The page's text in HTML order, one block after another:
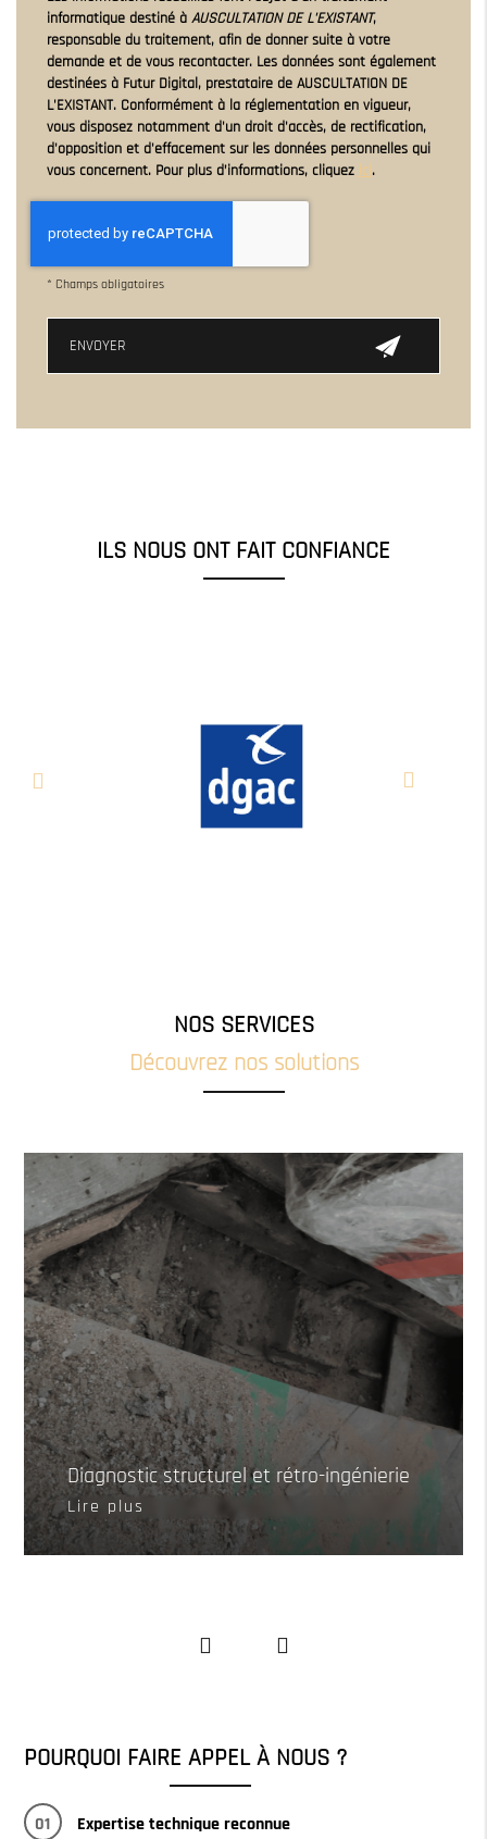
informatique destiné àAUSCULTATION DE L'EXISTANT,
responsable du traitement, afin de donner suite à votre
demande et de vous recontacter. Les données sont également
destinées à Futur Digital, prestataire de AUSCULTATION DE
L'EXISTANT. Conformément à la réglementation en vigueur,
vous disposez notamment d'un droit d'accès, de rectification,
d'opposition et d'effacement sur les données personnelles qui
vous concernent. Pour plus d’informations, cliquez ici.
* Champs obligatoires
ILS NOUS ONT FAIT CONFIANCE
NOS SERVICES
Découvrez nos solutions
Diagnostic structurel et rétro-ingénierie
Lire plus
POURQUOI FAIRE APPEL À NOUS ?
01 Expertise technique reconnue